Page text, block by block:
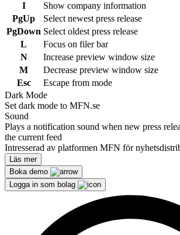
I
Show company information
PgUp
Select newest press release
PgDown Select oldest press release
L
Focus on filer bar
N
Increase preview window size
M
Decrease preview window size
Esc
Escape from mode
Dark Mode
Set dark mode to MFN.se
Sound
Plays a notification sound when new press
the current feed
Intresserad av platformen MFN för
Läs mer
Boka demo
Logga in som bolag